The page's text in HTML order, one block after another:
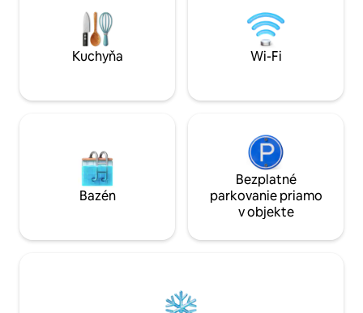
Rezervujte si svoj jedinečný zážitok v
podkroví a užite si pohodlie, dizajn a
najlepšiu polohu v Stuttgarte West!
Kuchyňa Wi-Fi
Bazén
Bezplatné
parkovanie priamo
v objekte